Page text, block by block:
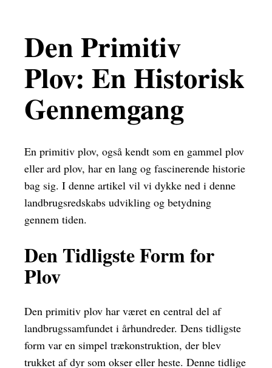
Den Primitiv
Plov: En Historisk
Gennemgang
En primitiv plov, også kendt som en gammel plov
eller ard plov, har en lang og fascinerende historie
bag sig. I denne artikel vil vi dykke ned i denne
landbrugsredskabs udvikling og betydning
gennem tiden.
Den Tidligste Form for
Plov
Den primitiv plov har været en central del af
landbrugssamfundet i århundreder. Dens tidligste
form var en simpel trækonstruktion, der blev
trukket af dyr som okser eller heste. Denne tidlige